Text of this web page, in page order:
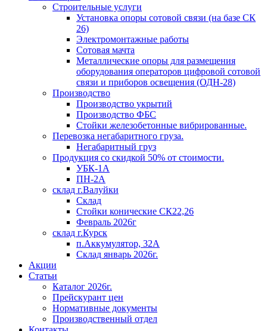
Строительные услуги
Установка опоры сотовой связи (на базе СК
26)
Электромонтажные работы
Сотовая мачта
Металлические опоры для размещения
оборудования операторов цифровой сотовой
связи и приборов освещения (ОДН-28)
Производство
Производство укрытий
Производство ФБС
Стойки железобетонные вибрированные.
Перевозка негабаритного груза.
Негабаритный груз
Продукция со скидкой 50% от стоимости.
УБК-1А
ПН-2А
склад г.Валуйки
Склад
Стойки конические СК22,26
Февраль 2026г
склад г.Курск
п.Аккумулятор, 32А
Склад январь 2026г.
Акции
Статьи
Каталог 2026г.
Прейскурант цен
Нормативные документы
Производственный отдел